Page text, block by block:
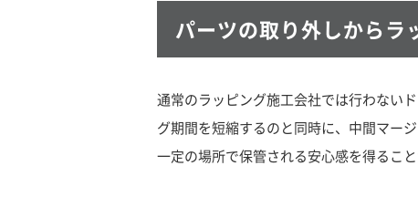
パーツの取り外しからラ
通常のラッピング施工会社では行わない
グ期間を短縮するのと同時に、中間マー
一定の場所で保管される安心感を得ること